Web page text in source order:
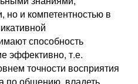
и компетентностью в
способность
эффективно, т.е.
точности восприятия